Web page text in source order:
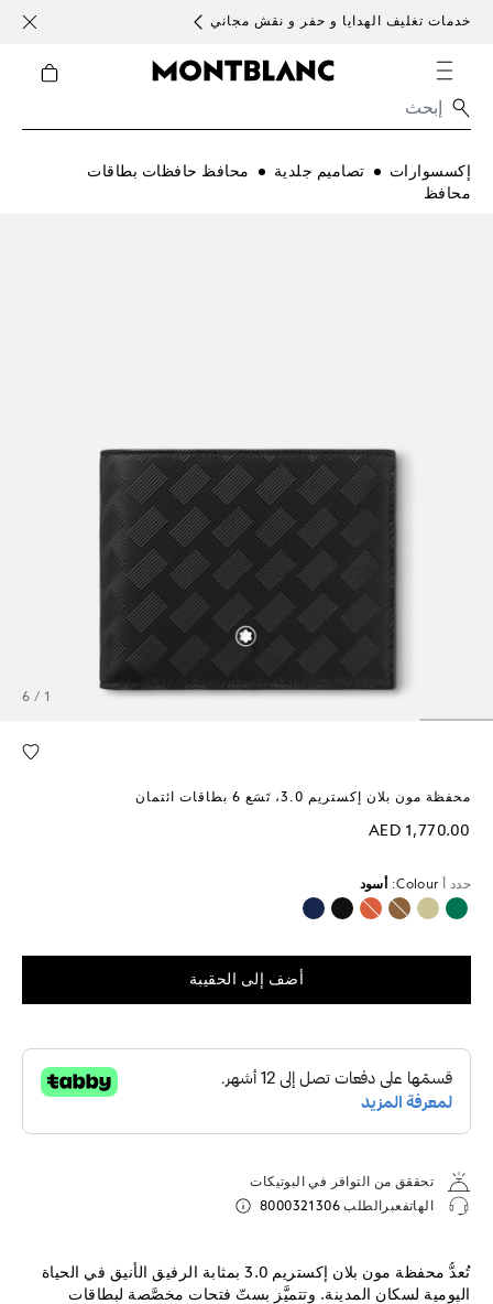
خدمات تغليف الهدايا و حفر و نقش مجاني
الأحد
إكسسوارات تصاميم جلدية
محافظ حافظات بطاقات
محافظ
1 / 6
محفظة مون بلان إكستريم 3.0، تَسَع 6 بطاقات ائتمان
AED 1,770.00
حدد أColour: أسود
محدد
أضف إلى الحقيبة
تحققق من التوافر في البوتيكات
الهاتفعبرالطلب 8000321306
تُعدُّ محفظة مون بلان إكستريم 3.0 بمثابة الرفيق الأنيق في الحياة
اليومية لسكان المدينة. وتتميَّز بستّ فتحات مخصَّصة لبطاقات